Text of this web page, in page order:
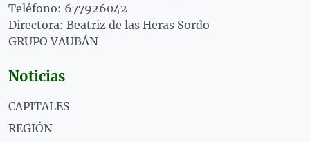
Teléfono: 677926042
Directora: Beatriz de las Heras Sordo
GRUPO VAUBÁN
Noticias
CAPITALES
REGIÓN